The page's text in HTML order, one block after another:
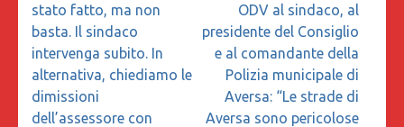
stato fatto, ma non
basta. Il sindaco
intervenga subito. In
alternativa, chiediamo le
dimissioni
dell’assessore con
ODV al sindaco, al
presidente del Consiglio
e al comandante della
Polizia municipale di
Aversa: “Le strade di
Aversa sono pericolose